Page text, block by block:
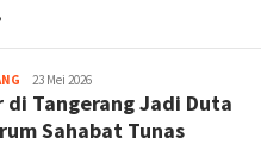
bg-
admin
23 Mei 2026
Tangerang Jadi Duta
Sahabat Tunas